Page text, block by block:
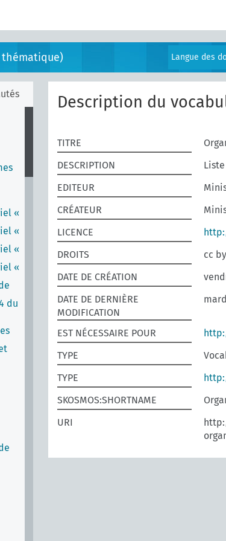
thématique) Langue des
«
«
«
«
du
Description du
TITRE
DESCRIPTION
EDITEUR
CRÉATEUR
LICENCE
DROITS
cc
DATE DE CRÉATION
DATE DE DERNIÈRE
MODIFICATION
EST NÉCESSAIRE POUR
TYPE
TYPE
SKOSMOS:SHORTNAME
URI